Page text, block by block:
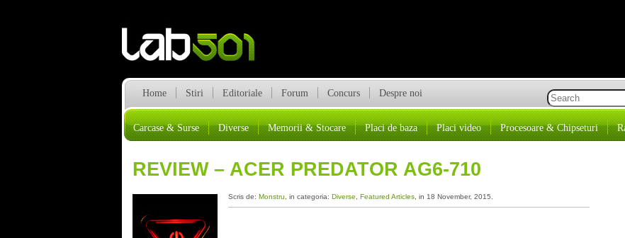
Home Stiri Editoriale Forum Concurs Despre noi
Carcase & Surse Diverse Memorii & Stocare Placi de baza Placi video Procesoare & Chipseturi
REVIEW – ACER PREDATOR AG6-710
Scris de: Monstru , in categoria: Diverse Featured Articles, in 18 November, 2015.